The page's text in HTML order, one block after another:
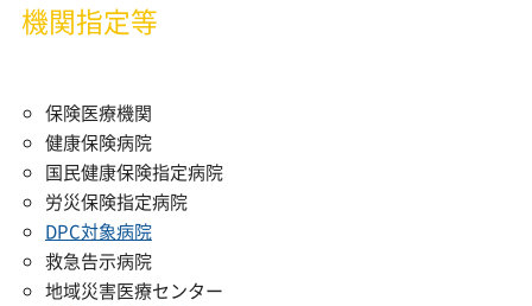
機関指定等
保険医療機関
健康保険病院
国民健康保険指定病院
労災保険指定病院
DPC対象病院
救急告示病院
地域災害医療センター